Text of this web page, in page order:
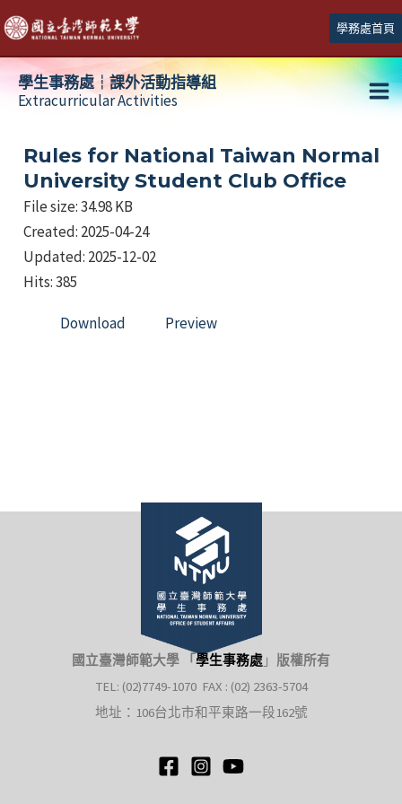
跳
至
主
學務處首頁
學生事務處┆課外活動指導組
Extracurricular Activities
Rules for National Taiwan Normal
University Student Club Office
File size: 34.98 KB
Created: 2025-04-24
Updated: 2025-12-02
Hits: 385
Download Preview
國立臺灣師範大學 「 學生事務處 」 版權所有
TEL: (02)7749-1070 FAX : (02) 2363-5704
地址：106台北市和平東路一段162號